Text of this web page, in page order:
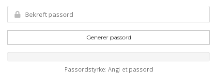
Generer passord
Passordstyrke: Angi et passord